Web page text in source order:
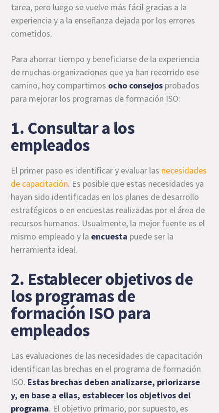
tarea, pero luego se vuelve más fácil gracias a la
experiencia y a la enseñanza dejada por los errores
cometidos.
Para ahorrar tiempo y beneficiarse de la experiencia
de muchas organizaciones que ya han recorrido ese
camino, hoy compartimos ocho consejos probados
para mejorar los programas de formación ISO:
1. Consultar a los
empleados
El primer paso es identificar y evaluar las necesidades
de capacitación. Es posible que estas necesidades ya
hayan sido identificadas en los planes de desarrollo
estratégicos o en encuestas realizadas por el área de
recursos humanos. Usualmente, la mejor fuente es el
mismo empleado y la encuesta puede ser la
herramienta ideal.
2. Establecer objetivos de
los programas de
formación ISO para
empleados
Las evaluaciones de las necesidades de capacitación
identifican las brechas en el programa de formación
ISO. Estas brechas deben analizarse, priorizarse
y, en base a ellas, establecer los objetivos del
programa. El objetivo primario, por supuesto, es